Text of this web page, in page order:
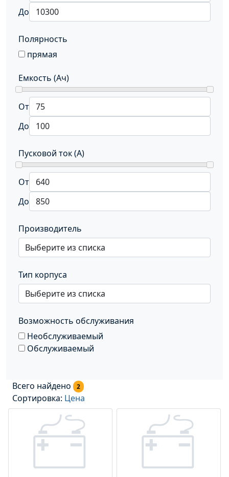
До
Полярность
прямая
Емкость (Ач)
От
До
Пусковой ток (А)
От
До
Производитель
Тип корпуса
Возможность обслуживания
Необслуживаемый
Обслуживаемый
Всего найдено 2
Сортировка: Цена